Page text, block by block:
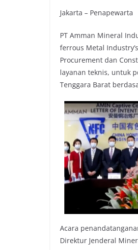
Jakarta – Penapewarta
PT Amman Mineral
ferrous Metal
Procurement dan
layanan teknis, untuk
Tenggara Barat
Acara
Direktur Jenderal